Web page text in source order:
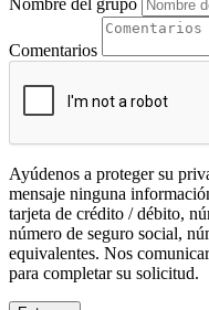
Comentarios
Ayúdenos a proteger su
mensaje ninguna
tarjeta de crédito / débito,
número de seguro social,
equivalentes. Nos
para completar su solicitud.